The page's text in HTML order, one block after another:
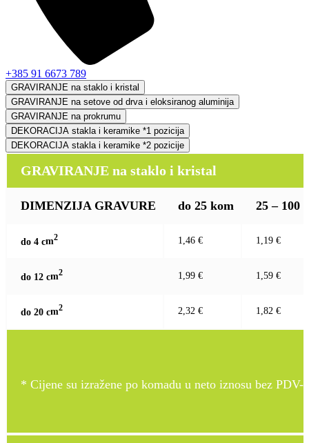
+385 91 6673 789
GRAVIRANJE na staklo i kristal
GRAVIRANJE na setove od drva i eloksiranog aluminija
GRAVIRANJE na prokrumu
DEKORACIJA stakla i keramike *1 pozicija
DEKORACIJA stakla i keramike *2 pozicije
GRAVIRANJE na staklo i kristal
DIMENZIJA GRAVURE do 25 kom 25 – 100
do 4 cm2 1,46 € 1,19 €
do 12 cm2 1,99 € 1,59 €
do 20 cm2 2,32 € 1,82 €
* Cijene su izražene po komadu u neto iznosu bez PDV-